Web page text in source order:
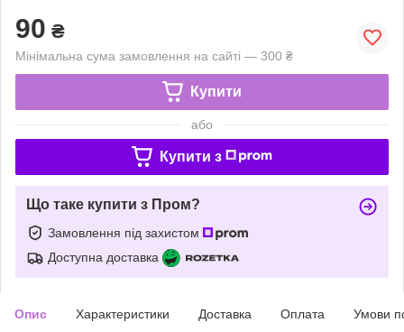
90 ₴
Мінімальна сума замовлення на сайті — 300 ₴
Купити
або
Купити з
Що таке купити з Пром?
Замовлення під захистом
Доступна доставка
Опис Характеристики Доставка Оплата Умови